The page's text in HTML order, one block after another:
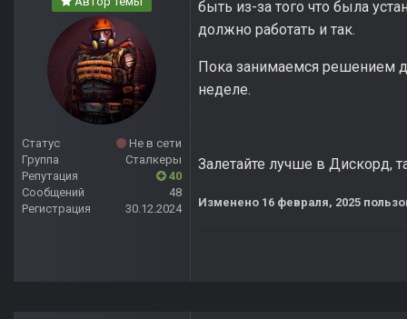
Статус
Не в сети
Группа
Сталкеры
Репутация
40
Сообщений
48
Регистрация
30.12.2024
быть из-за того что была
должно работать и так.
Пока занимаемся решением
неделе.
Залетайте лучше в Дискорд,
Изменено 16 февраля, 2025